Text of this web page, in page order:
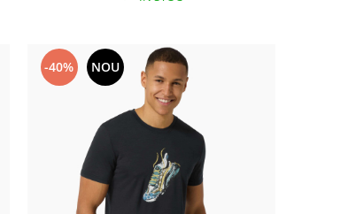
-40% NOU